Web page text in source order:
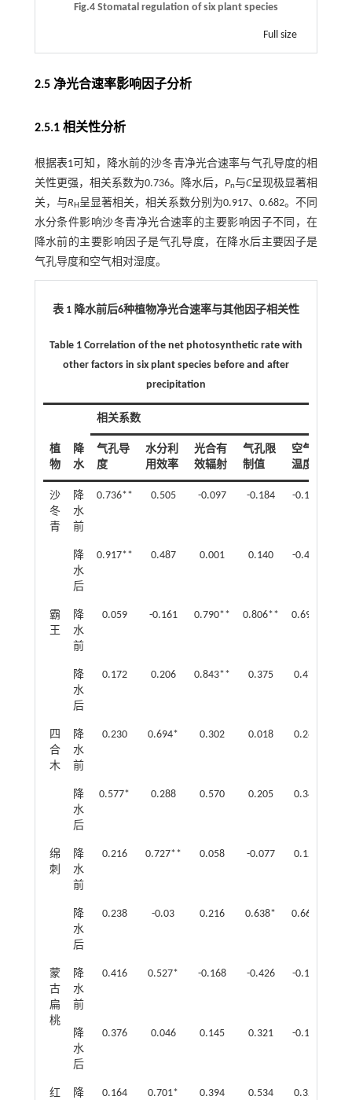
Fig.4 Stomatal regulation of six plant species
Full size
2.5 净光合速率影响因子分析
2.5.1 相关性分析
根据表1可知，降水前的沙冬青净光合速率与气孔导度的相
关性更强，相关系数为0.736。降水后，Pn与C呈现极显著相
关，与RH 呈显著相关，相关系数分别为0.917、0.682。不同
水分条件影响沙冬青净光合速率的主要影响因子不同，在
降水前的主要影响因子是气孔导度，在降水后主要因子是
气孔导度和空气相对湿度。
表 1 降水前后6种植物净光合速率与其他因子相关性
Table 1 Correlation of the net photosynthetic rate with
other factors in six plant species before and after
precipitation
植
物
降
水
相关系数
气孔导
度
水分利
用效率
光合有
效辐射
气孔限
制值
空气
温度
沙
冬
青
降
水
前
0.736** 0.505 -0.097 -0.184 -0.162
降
水
后
0.917** 0.487 0.001 0.140 -0.443
霸
王
降
水
前
0.059 -0.161 0.790** 0.806** 0.696*
降
水
后
0.172 0.206 0.843** 0.375 0.474
四
合
木
降
水
前
0.230 0.694* 0.302 0.018 0.289
降
水
后
0.577* 0.288 0.570 0.205 0.346
绵
刺
降
水
前
0.216 0.727** 0.058 -0.077 0.123
降
水
后
0.238 -0.03 0.216 0.638* 0.664*
蒙
古
扁
桃
降
水
前
0.416 0.527* -0.168 -0.426 -0.143
降
水
后
0.376 0.046 0.145 0.321 -0.116
红
降
0.164 0.701* 0.394 0.534 0.326